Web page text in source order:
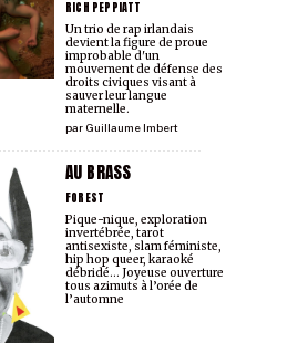
RICH PEPPIATT
par Guillaume Imbert
Un trio de rap irlandais
devient la figure de proue
improbable d'un
mouvement de défense des
droits civiques visant à
sauver leur langue
maternelle.
AU BRASS
FOREST
Pique-nique, exploration
invertébrée, tarot
antisexiste, slam féministe,
hip hop queer, karaoké
débridé... Joyeuse ouverture
tous azimuts à l’orée de
l’automne